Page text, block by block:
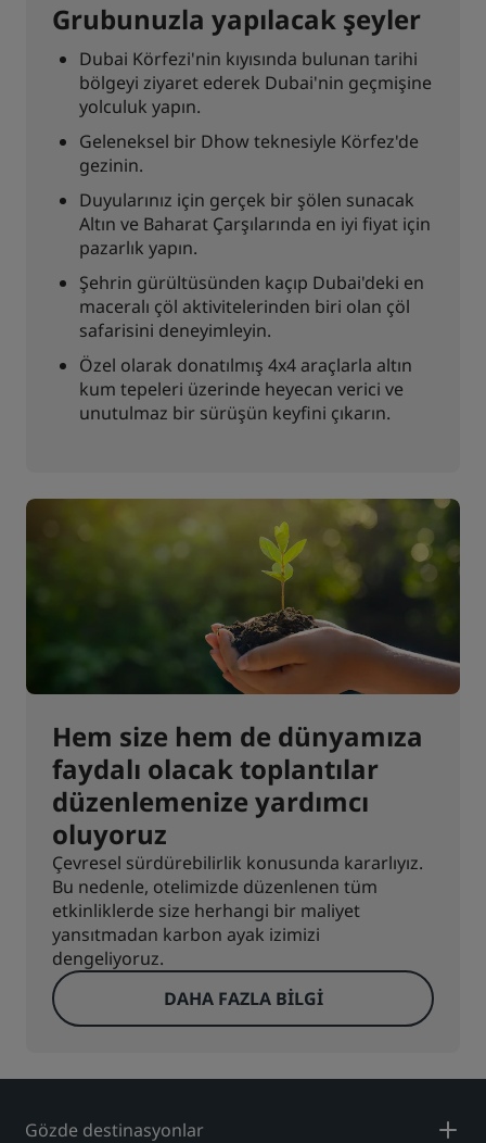
Grubunuzla yapılacak şeyler
Dubai Körfezi'nin kıyısında bulunan tarihi
bölgeyi ziyaret ederek Dubai'nin geçmişine
yolculuk yapın.
Geleneksel bir Dhow teknesiyle Körfez'de
gezinin.
Duyularınız için gerçek bir şölen sunacak
Altın ve Baharat Çarşılarında en iyi fiyat için
pazarlık yapın.
Şehrin gürültüsünden kaçıp Dubai'deki en
maceralı çöl aktivitelerinden biri olan çöl
safarisini deneyimleyin.
Özel olarak donatılmış 4x4 araçlarla altın
kum tepeleri üzerinde heyecan verici ve
unutulmaz bir sürüşün keyfini çıkarın.
Hem size hem de dünyamıza
faydalı olacak toplantılar
düzenlemenize yardımcı
oluyoruz
Çevresel sürdürebilirlik konusunda kararlıyız.
Bu nedenle, otelimizde düzenlenen tüm
etkinliklerde size herhangi bir maliyet
yansıtmadan karbon ayak izimizi
dengeliyoruz.
DAHA FAZLA BILGI
Gözde destinasyonlar